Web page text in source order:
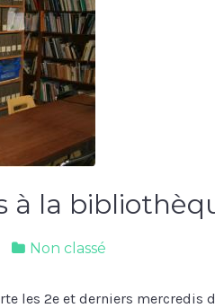
à la
Non classé
les 2e et derniers mercredis